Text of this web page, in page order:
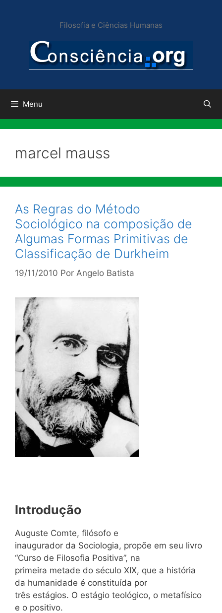
conteúdo
Filosofia e Ciências Humanas
Menu
marcel mauss
As Regras do Método
Sociológico na composição de
Algumas Formas Primitivas de
Classificação de Durkheim
19/11/2010 Por Angelo Batista
Introdução
Auguste Comte, filósofo e
inaugurador da Sociologia, propõe em seu livro
“Curso de Filosofia Positiva”, na
primeira metade do século XIX, que a história
da humanidade é constituída por
três estágios. O estágio teológico, o metafísico
e o positivo.